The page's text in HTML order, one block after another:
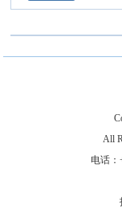
All
电话：